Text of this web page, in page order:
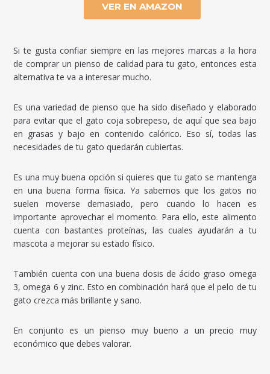
VER EN AMAZON
Si te gusta confiar siempre en las mejores marcas a la hora
de comprar un pienso de calidad para tu gato, entonces esta
alternativa te va a interesar mucho.
Es una variedad de pienso que ha sido diseñado y elaborado
para evitar que el gato coja sobrepeso, de aquí que sea bajo
en grasas y bajo en contenido calórico. Eso sí, todas las
necesidades de tu gato quedarán cubiertas.
Es una muy buena opción si quieres que tu gato se mantenga
en una buena forma física. Ya sabemos que los gatos no
suelen moverse demasiado, pero cuando lo hacen es
importante aprovechar el momento. Para ello, este alimento
cuenta con bastantes proteínas, las cuales ayudarán a tu
mascota a mejorar su estado físico.
También cuenta con una buena dosis de ácido graso omega
3, omega 6 y zinc. Esto en combinación hará que el pelo de tu
gato crezca más brillante y sano.
En conjunto es un pienso muy bueno a un precio muy
económico que debes valorar.